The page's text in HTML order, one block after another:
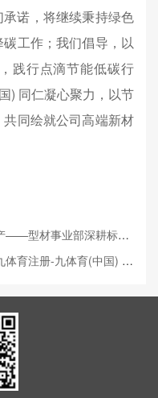
诺，将继续秉持绿色
工作；我们倡导，以
践行点滴节能低碳行
) 同仁凝心聚力，以节
同绘就公司高端新材
上一条：标准扎根一线 精益赋能生产——型材事业部深耕标准化作业见实效
下一条：深耕档案规范化建设 赋能九体育注册-九体育(中国) 股份高质量发展